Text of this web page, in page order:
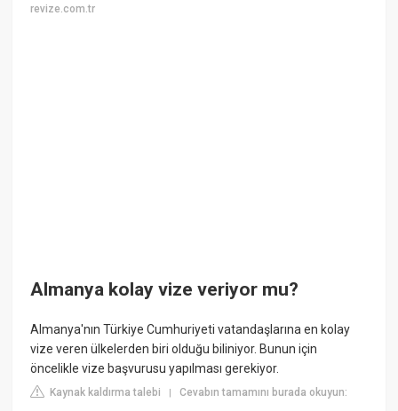
revize.com.tr
Almanya kolay vize veriyor mu?
Almanya'nın Türkiye Cumhuriyeti vatandaşlarına en kolay
vize veren ülkelerden biri olduğu biliniyor. Bunun için
öncelikle vize başvurusu yapılması gerekiyor.
Kaynak kaldırma talebi |Cevabın tamamını burada okuyun: